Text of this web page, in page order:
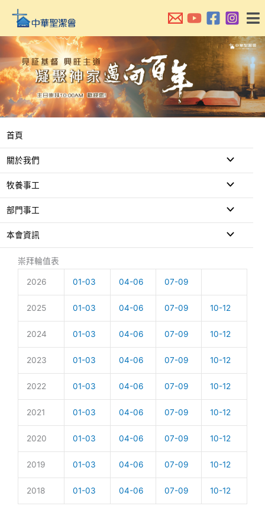
主
內
容
首頁
關於我們
牧養事工
部門事工
本會資訊
崇拜輪值表
2026 01-03 04-06 07-09
2025 01-03 04-06 07-09 10-12
2024 01-03 04-06 07-09 10-12
2023 01-03 04-06 07-09 10-12
2022 01-03 04-06 07-09 10-12
2021 01-03 04-06 07-09 10-12
2020 01-03 04-06 07-09 10-12
2019 01-03 04-06 07-09 10-12
2018 01-03 04-06 07-09 10-12